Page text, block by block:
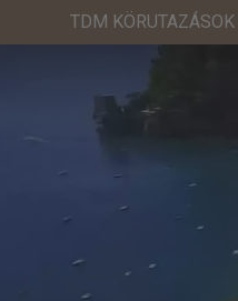
TDM KÖRUTAZÁSOK